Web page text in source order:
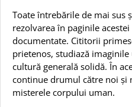
Toate întrebările de mai sus
rezolvarea în paginile
documentate. Cititorii
prietenos, studiază
cultură generală solidă. În
continue drumul către noi și
misterele corpului uman.